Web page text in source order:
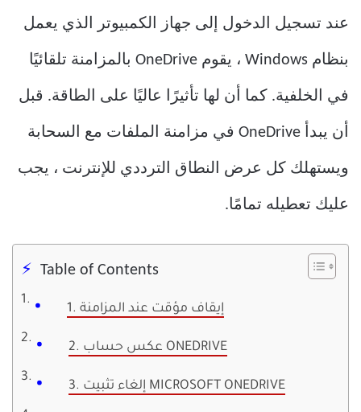
عند تسجيل الدخول إلى جهاز الكمبيوتر الذي يعمل
بنظام Windows ، يقوم OneDrive بالمزامنة تلقائيًا
في الخلفية. كما أن لها تأثيرًا عاليًا على الطاقة. قبل
أن يبدأ OneDrive في مزامنة الملفات مع السحابة
ويستهلك كل عرض النطاق الترددي للإنترنت ، يجب
عليك تعطيله تمامًا.
Table of Contents
1. إيقاف مؤقت عند المزامنة
2. عكس حساب ONEDRIVE
3. إلغاء تثبيت MICROSOFT ONEDRIVE